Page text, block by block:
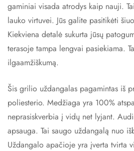
gaminiai visada atrodys kaip nauji.
lauko virtuvei. Jūs galite pasitikėti
Kiekviena detalė sukurta jūsų
terasoje tampa lengvai pasiekiama.
ilgaamžiškumą.
Šis grilio uždangalas pagamintas iš
poliesterio. Medžiaga yra 100%
neprasiskverbia į vidų net lyjant.
apsauga. Tai saugo uždangalą nuo
Uždangalo apačioje yra įverta tvirta